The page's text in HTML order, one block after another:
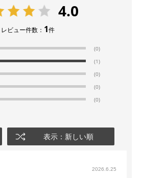
4.0
レビュー件数： 1件
(0)
(1)
(0)
(0)
(0)
表示：新しい順
2026.6.25